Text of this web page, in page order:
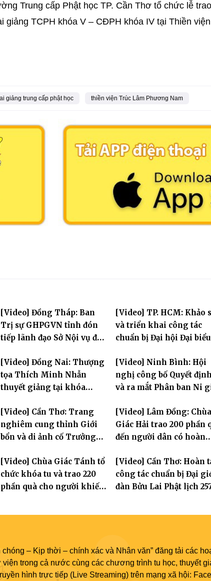
Trung cấp Phật học TP. Cần Thơ tổ chức lễ
giảng TCPH khóa V – CĐPH khóa IV tại Thiền
giảng trung cấp phật học thiền viện Trúc Lâm Phương Nam
[Video] Đồng Tháp: Ban
Trị sự GHPGVN tỉnh đón
tiếp lãnh đạo Sở Nội vụ đến
Hòa Long
[Video] TP. HCM: Khảo
và triển khai công tác
chuẩn bị Đại hội Đại biểu
thứ X, nhiệm kỳ 2026-
[Video] Đồng Nai: Thượng
tọa Thích Minh Nhẫn
thuyết giảng tại khóa
[Video] Ninh Bình: Hội
nghị công bố Quyết định
và ra mắt Phân ban Ni
[Video] Cần Thơ: Trang
nghiêm cung thỉnh Giới
bổn và di ảnh cố Trưởng
Tôn hiệu Đại giới đàn – về
hai giới trường
[Video] Lâm Đồng: Chùa
Giác Hải trao 200 phần
đến người dân có hoàn
Dương
[Video] Chùa Giác Tánh tổ
chức khóa tu và trao 220
phần quà cho người khiếm
[Video] Cần Thơ: Hoàn
công tác chuẩn bị Đại
đàn Bửu Lai Phật lịch
– Kịp thời – chính xác và Nhân văn” đăng tải các
trong cả nước cùng các chương trình tu học, thuyết
hình trực tiếp (Live Streaming) trên mạng xã hội: